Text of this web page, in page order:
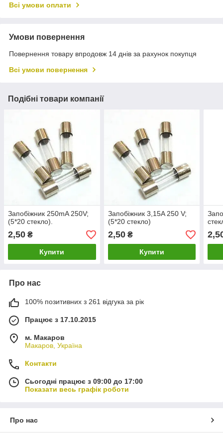
Всі умови оплати
Умови повернення
Повернення товару впродовж 14 днів за рахунок покупця
Всі умови повернення
Подібні товари компанії
Запобіжник 250mA 250V;
(5*20 стекло).
2,50 ₴
Купити
Запобіжник 3,15A 250 V;
(5*20 стекло)
2,50₴
Купити
Про нас
100% позитивних з 261 відгука за рік
Працює з 17.10.2015
м. Макаров
Макаров, Україна
Контакти
Сьогодні працює з 09:00 до 17:00
Показати весь графік роботи
Про нас